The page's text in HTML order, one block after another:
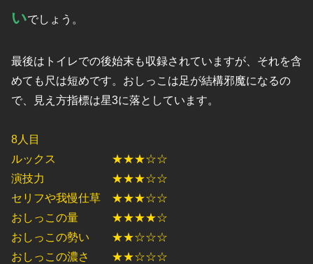
いでしょう。
最後はトイレでの後始末も収録されていますが、それを含
めても尺は短めです。おしっこは足が結構邪魔になるの
で、見え方指標は星3に落としています。
8人目
ルックス ★★★☆☆
演技力 ★★★☆☆
セリフや我慢仕草 ★★★☆☆
おしっこの量 ★★★★☆
おしっこの勢い ★★☆☆☆
おしっこの濃さ ★★☆☆☆